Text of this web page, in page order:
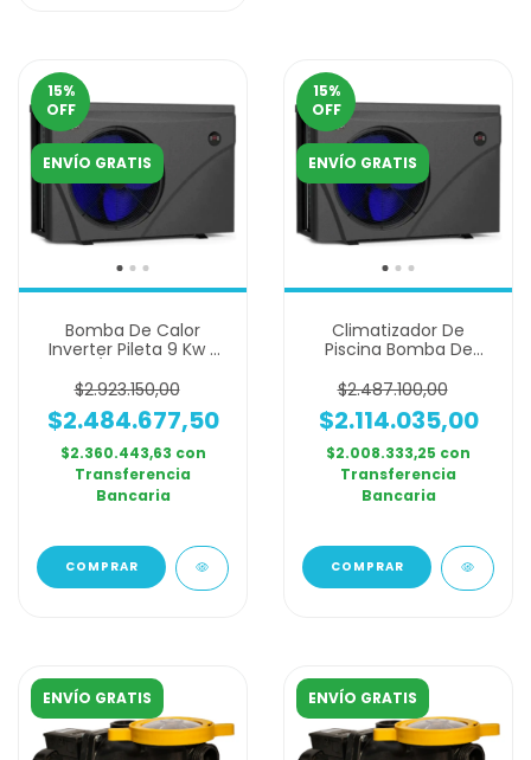
15%
OFF
ENVÍO GRATIS
Bomba De Calor
Inverter Pileta 9 Kw /
$2.923.150,00
$2.484.677,50
$2.360.443,63 con
Transferencia
Bancaria
15%
OFF
ENVÍO GRATIS
Climatizador De
Piscina Bomba De
M3
$2.487.100,00
$2.114.035,00
$2.008.333,25 con
Transferencia
Bancaria
ENVÍO GRATIS ENVÍO GRATIS